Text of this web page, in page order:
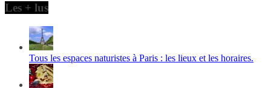
Les + lus
Tous les espaces naturistes à Paris : les lieux et les horaires.